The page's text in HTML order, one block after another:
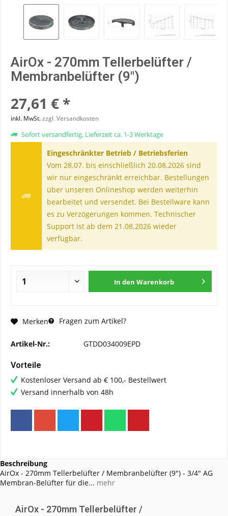
AirOx - 270mm Tellerbelüfter /
Membranbelüfter (9")
27,61 € *
inkl. MwSt.zzgl. Versandkosten
Sofort versandfertig, Lieferzeit ca. 1-3 Werktage
Eingeschränkter Betrieb / Betriebsferien
Vom 28.07. bis einschließlich 20.08.2026 sind
wir nur eingeschränkt erreichbar. Bestellungen
über unseren Onlineshop werden weiterhin
bearbeitet und versendet. Bei Bestellware kann
es zu Verzögerungen kommen. Technischer
Support ist ab dem 21.08.2026 wieder
verfügbar.
In den Warenkorb
Merken Fragen zum Artikel?
Artikel-Nr.: GTDD034009EPD
Vorteile
Kostenloser Versand ab € 100,- Bestellwert
Versand innerhalb von 48h
Beschreibung
AirOx - 270mm Tellerbelüfter / Membranbelüfter (9") - 3/4" AG
Membran-Belüfter für die... mehr
AirOx - 270mm Tellerbelüfter /